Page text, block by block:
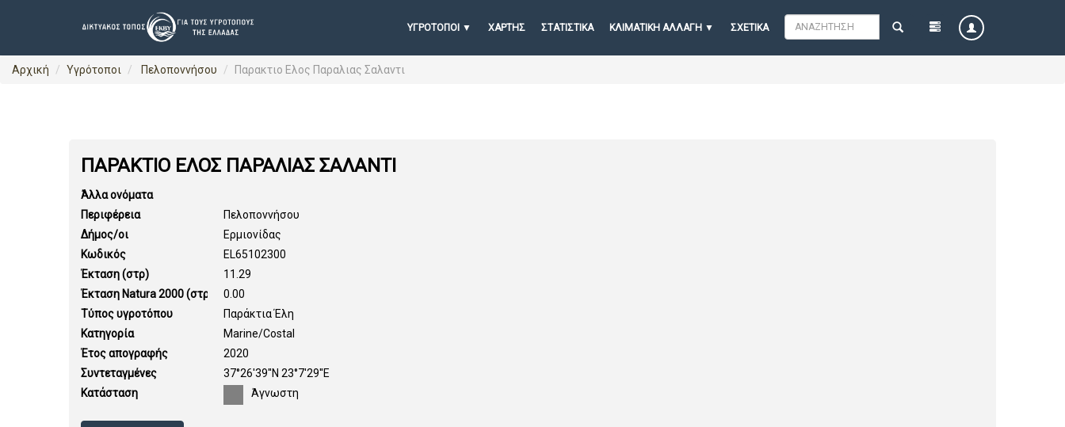
ΥΓΡΟΤΟΠΟΙ ΧΆΡΤΗΣ ΣΤΑΤΙΣΤΙΚΆ ΚΛΙΜΑΤΙΚΗ ΑΛΛΑΓΗ ΣΧΕΤΙΚΆ
Αρχική Υγρότοποι Πελοποννήσου Παρακτιο Ελος Παραλιας Σαλαντι
ΠΑΡΑΚΤΙΟ ΕΛΟΣ ΠΑΡΑΛΙΑΣ ΣΑΛΑΝΤΙ
Άλλα ονόματα
Περιφέρεια
Πελοποννήσου
Δήμος/οι
Ερμιονίδας
Κωδικός
EL65102300
Έκταση (στρ)
11.29
Έκταση Natura 2000 (στρ)
0.00
Τύπος υγροτόπου
Παράκτια Έλη
Κατηγορία
Marine/Costal
Έτος απογραφής
2020
Συντεταγμένες
37°26'39''N 23°7'29''E
Κατάσταση
Άγνωστη